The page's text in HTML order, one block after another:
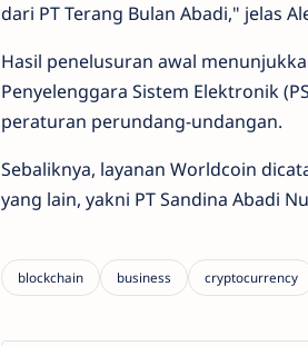
dari PT Terang Bulan Abadi," jelas
Hasil penelusuran awal
Penyelenggara Sistem Elektronik
peraturan perundang-undangan.
Sebaliknya, layanan Worldcoin
yang lain, yakni PT Sandina Abadi